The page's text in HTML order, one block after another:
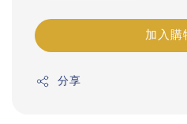
加入購
分享